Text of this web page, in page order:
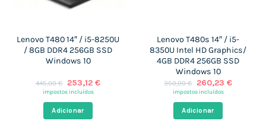
Lenovo T480 14″ / i5-8250U
/ 8GB DDR4 256GB SSD
Windows 10
445,00€
O
preço
era:
445,00 €.
253,12 €O
impostos incluídos
Adicionar
Lenovo T480s 14″ / i5-
8350U Intel HD Graphics/
4GB DDR4 256GB SSD
Windows 10
350,00€
O
preço
era:
350,00 €.
260,23 €O
impostos incluídos
Adicionar